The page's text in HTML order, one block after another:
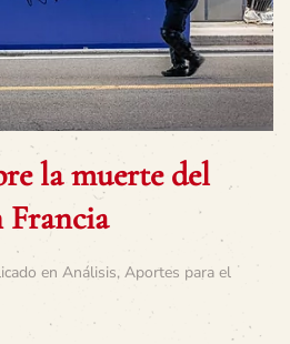
la muerte del
Francia
en Análisis, Aportes para el